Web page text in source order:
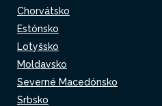
Chorvátsko
Estónsko
Lotyšsko
Moldavsko
Severné Macedónsko
Srbsko